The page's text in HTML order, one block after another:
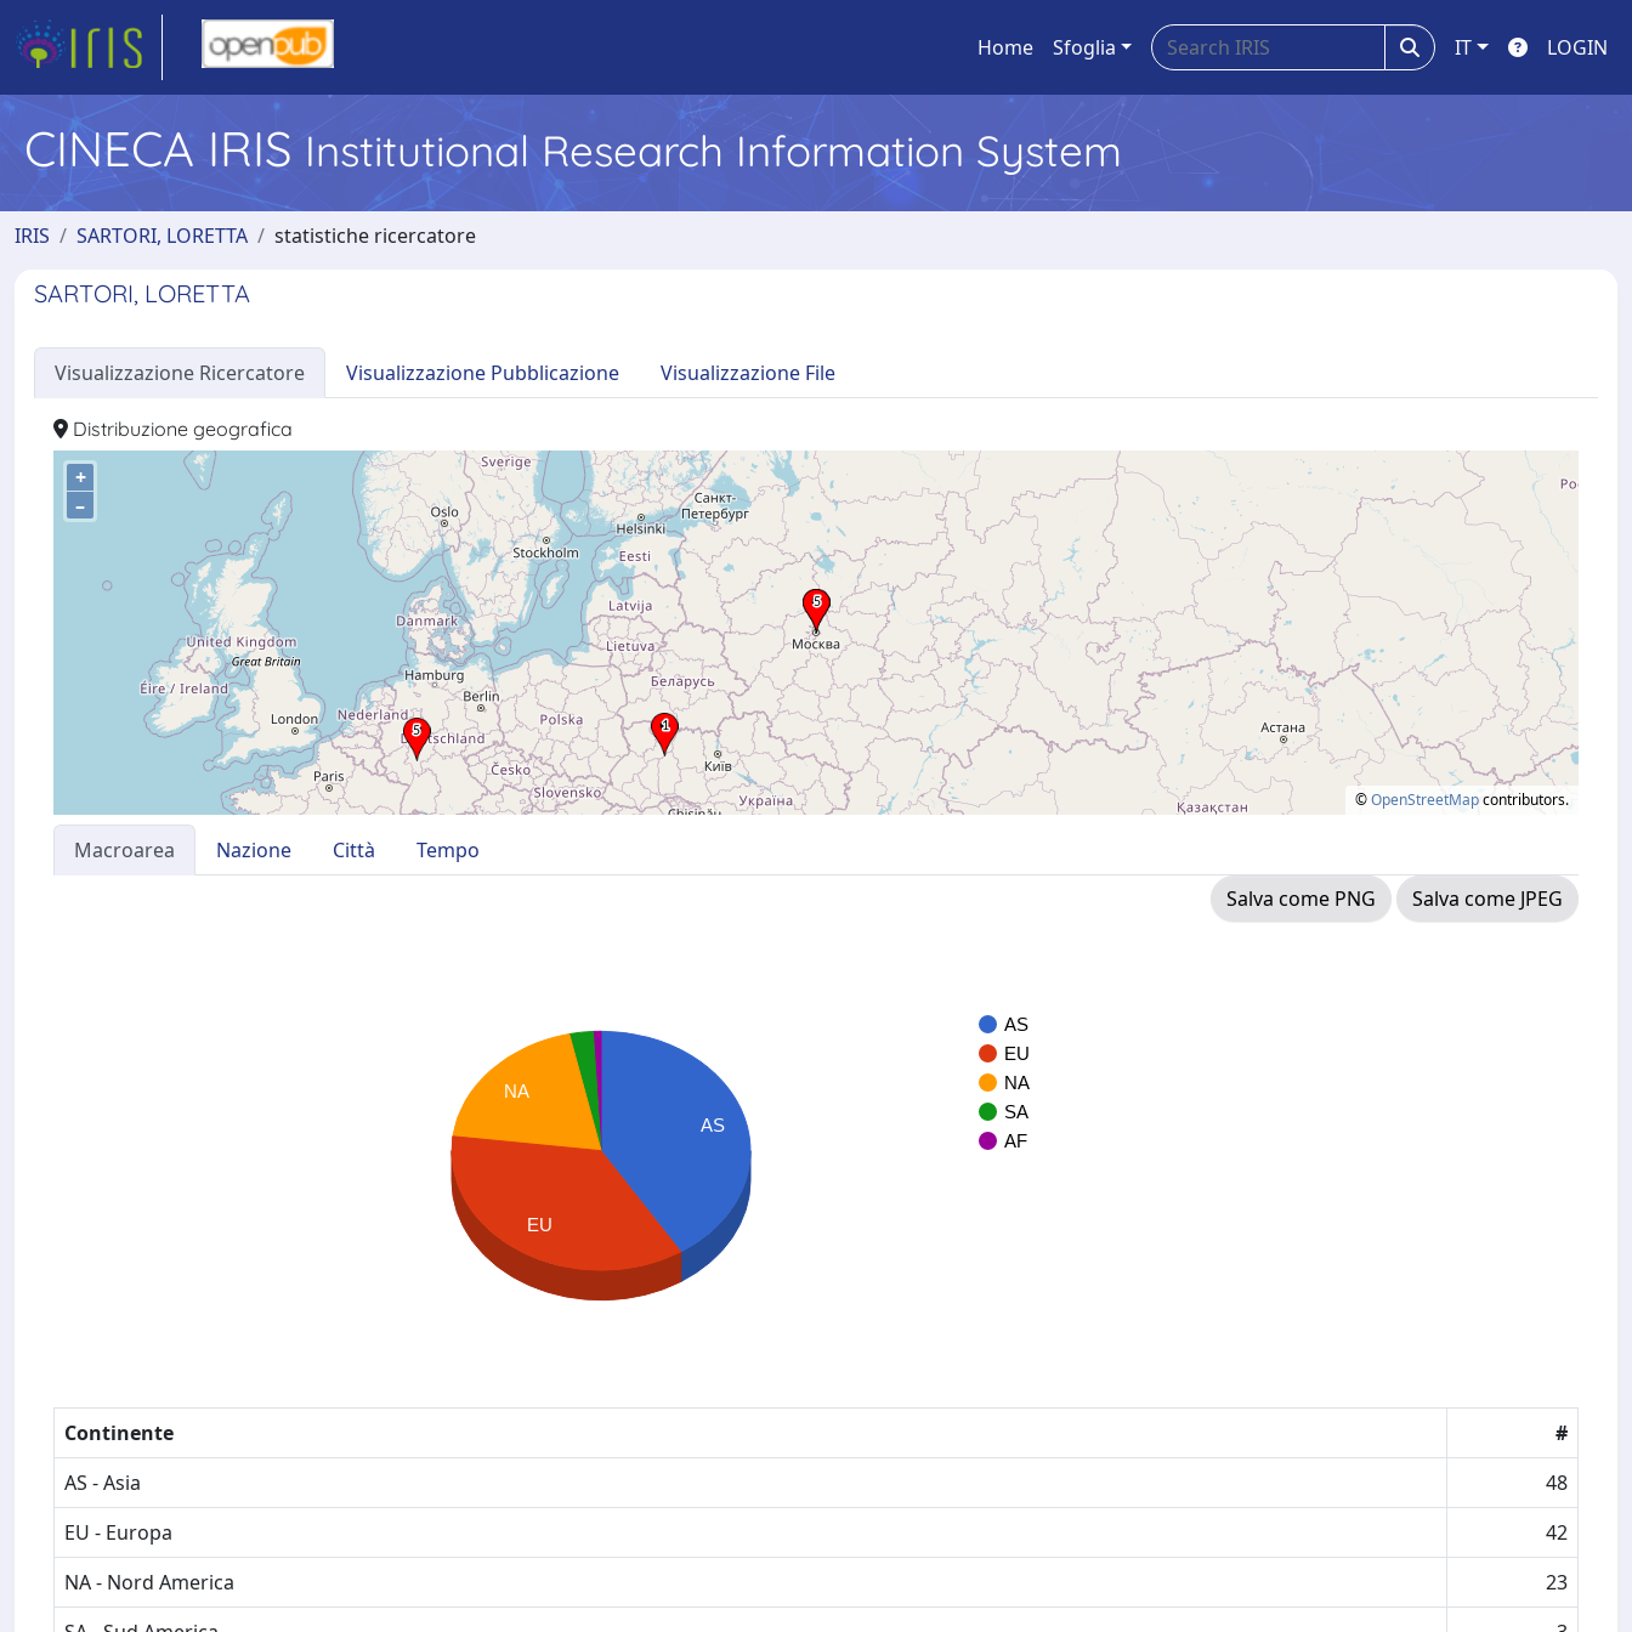
Home Sfoglia IT LOGIN
CINECA IRIS Institutional Research Information System
IRIS SARTORI, LORETTA statistiche ricercatore
SARTORI, LORETTA
Visualizzazione Ricercatore Visualizzazione Pubblicazione Visualizzazione File
Distribuzione geografica
+
–
©OpenStreetMapcontributors.
Macroarea Nazione Città
Tempo
Salva come PNG
Salva come JPEG
AS
EU
NA
SA
AF
AS
NA
EU
Continente
#
AS - Asia
48
EU - Europa
42
NA - Nord America
23